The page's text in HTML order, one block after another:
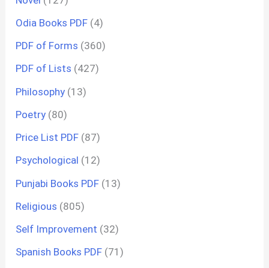
Odia Books PDF (4)
PDF of Forms (360)
PDF of Lists (427)
Philosophy (13)
Poetry (80)
Price List PDF (87)
Psychological (12)
Punjabi Books PDF (13)
Religious (805)
Self Improvement (32)
Spanish Books PDF (71)